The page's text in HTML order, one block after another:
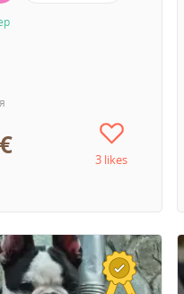
почты для уведомлений
щенках
3 likes